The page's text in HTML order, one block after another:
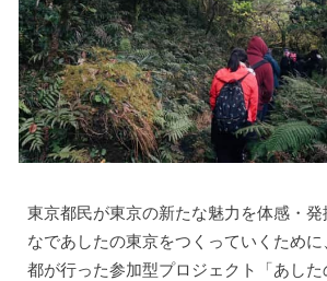
東京都民が東京の新たな魅力を体感・
なであしたの東京をつくっていくため
都が行った参加型プロジェクト「あし